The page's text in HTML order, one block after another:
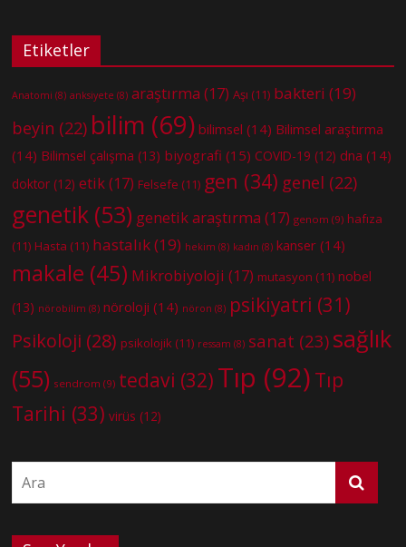
Etiketler
Anatomi (8) anksiyete (8) araştırma (17) Aşı (11) bakteri (19)
beyin (22) bilim (69) bilimsel (14) Bilimsel araştırma
(14) Bilimsel çalışma (13) biyografi (15) COVID-19 (12) dna (14)
doktor (12) etik(17) Felsefe (11) gen (34) genel (22)
genetik (53) genetik araştırma (17) genom (9) hafıza
(11) Hasta (11) hastalık(19) hekim (8) kadın (8) kanser (14)
makale (45) Mikrobiyoloji (17) mutasyon (11) nobel
(13) nörobilim (8) nöroloji (14) nöron (8) psikiyatri (31)
Psikoloji (28) psikolojik (11) ressam (8) sanat (23) sağlık
(55) sendrom (9) tedavi (32) Tıp (92) Tıp
Tarihi (33) virüs (12)